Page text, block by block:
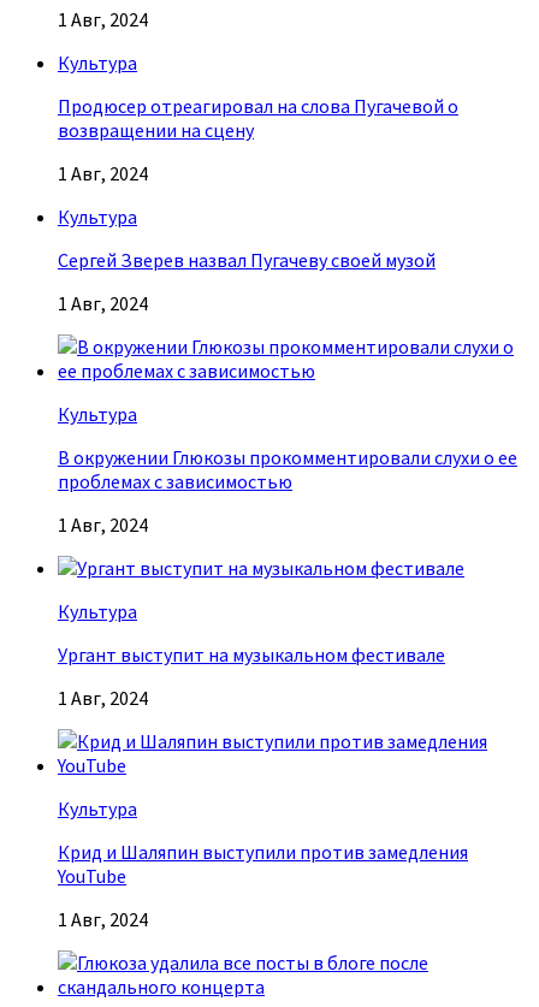
1 Авг, 2024
Культура
Продюсер отреагировал на слова Пугачевой о
возвращении на сцену
1 Авг, 2024
Культура
Сергей Зверев назвал Пугачеву своей музой
1 Авг, 2024
Культура
В окружении Глюкозы прокомментировали слухи о ее
проблемах с зависимостью
1 Авг, 2024
Культура
Ургант выступит на музыкальном фестивале
1 Авг, 2024
Культура
Крид и Шаляпин выступили против замедления
YouTube
1 Авг, 2024